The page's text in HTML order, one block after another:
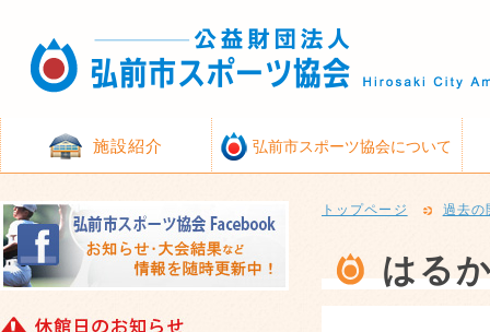
施設紹介 弘前市スポーツ協会について
トップページ 過去の
はる